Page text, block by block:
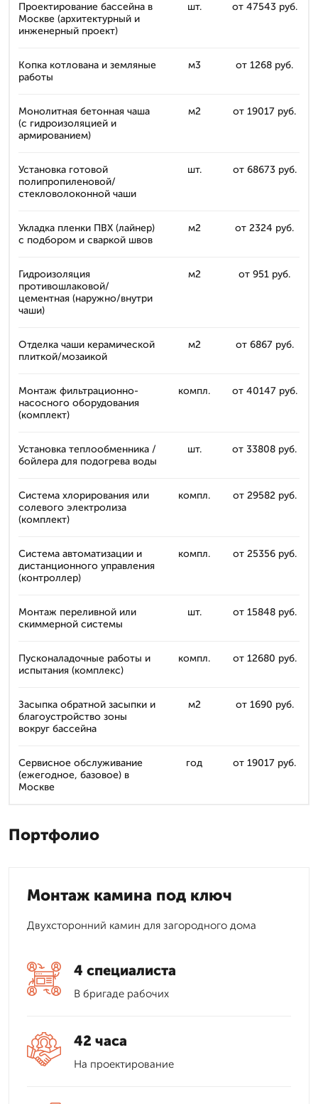
Проектирование бассейна в
Москве (архитектурный и
инженерный проект)
шт. от 47543 руб.
Копка котлована и земляные
работы
м3 от 1268 руб.
Монолитная бетонная чаша
(с гидроизоляцией и
армированием)
м2 от 19017 руб.
Установка готовой
полипропиленовой/
стекловолоконной чаши
шт. от 68673 руб.
Укладка пленки ПВХ (лайнер)
с подбором и сваркой швов
м2 от 2324 руб.
Гидроизоляция
противошлаковой/
цементная (наружно/внутри
чаши)
м2 от 951 руб.
Отделка чаши керамической
плиткой/мозаикой
м2 от 6867 руб.
Монтаж фильтрационно-
насосного оборудования
(комплект)
компл. от 40147 руб.
Установка теплообменника /
бойлера для подогрева воды
шт. от 33808 руб.
Система хлорирования или
солевого электролиза
(комплект)
компл. от 29582 руб.
Система автоматизации и
дистанционного управления
(контроллер)
компл. от 25356 руб.
Монтаж переливной или
скиммерной системы
шт. от 15848 руб.
Пусконаладочные работы и
испытания (комплекс)
компл. от 12680 руб.
Засыпка обратной засыпки и
благоустройство зоны
вокруг бассейна
м2 от 1690 руб.
Сервисное обслуживание
(ежегодное, базовое) в
Москве
год от 19017 руб.
Портфолио
Монтаж камина под ключ
Двухсторонний камин для загородного дома
4 специалиста
В бригаде рабочих
42 часа
На проектирование